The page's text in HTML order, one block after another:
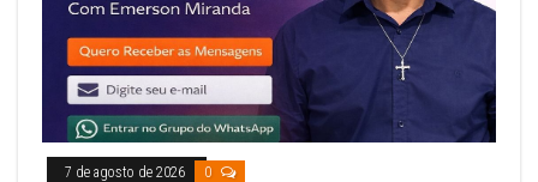
7 de agosto de 2026 0